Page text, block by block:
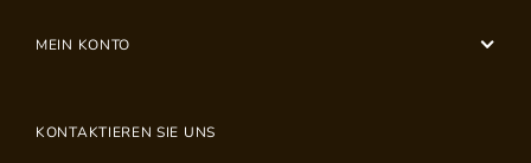
MEIN KONTO
KONTAKTIEREN SIE UNS